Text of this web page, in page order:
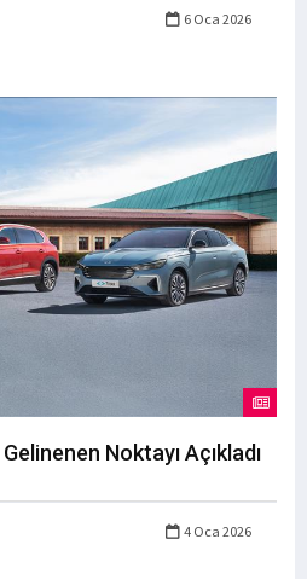
6 Oca 2026
Noktayı Açıkladı
4 Oca 2026